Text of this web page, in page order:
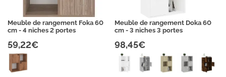
Meuble de rangement Foka 60
cm - 4 niches 2 portes
59,22€
Meuble de rangement Doka 60
cm - 3 niches 3 portes
98,45€